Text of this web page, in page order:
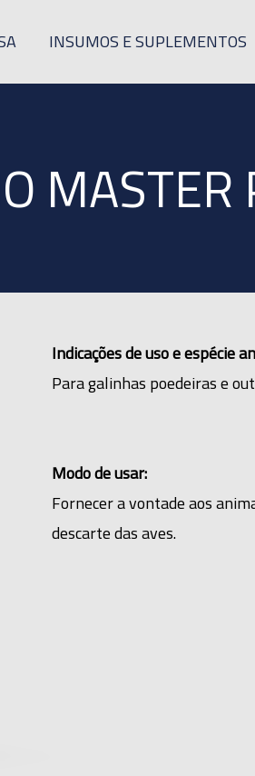
INSUMOS E SUPLEMENTOS
MASTER
Indicações de uso e espécie
Para galinhas poedeiras e
Modo de usar:
Fornecer a vontade aos
descarte das aves.